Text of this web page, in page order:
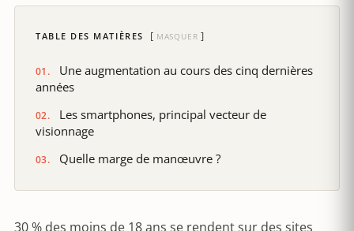
TABLE DES MATIÈRES MASQUER
Une augmentation au cours des cinq dernières
années
Les smartphones, principal vecteur de
visionnage
Quelle marge de manœuvre ?
30 % des moins de 18 ans se rendent sur des sites